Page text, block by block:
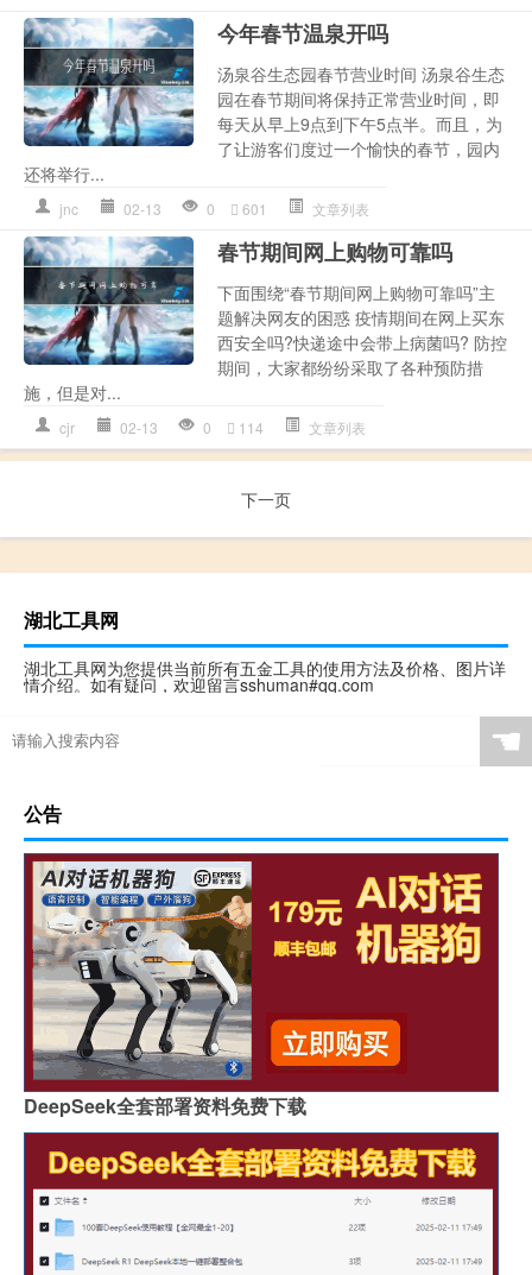
今年春节温泉开吗
汤泉谷生态园春节营业时间 汤泉谷生态
园在春节期间将保持正常营业时间，即
每天从早上9点到下午5点半。而且，为
了让游客们度过一个愉快的春节，园内
还将举行...
jnc 02-13 0 601 文章列表
春节期间网上购物可靠吗
下面围绕“春节期间网上购物可靠吗”主
题解决网友的困惑 疫情期间在网上买东
西安全吗?快递途中会带上病菌吗? 防控
期间，大家都纷纷采取了各种预防措
施，但是对...
cjr 02-13 0 114 文章列表
下一页
湖北工具网
湖北工具网为您提供当前所有五金工具的使用方法及价格、图片详
情介绍。如有疑问，欢迎留言sshuman#qq.com
☚
公告
DeepSeek全套部署资料免费下载